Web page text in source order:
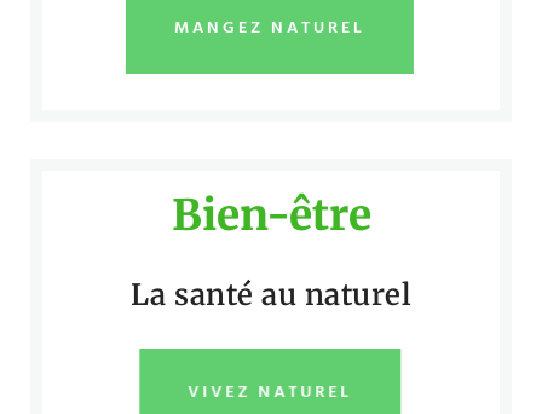
MANGEZ NATUREL
Bien-être
La santé au naturel
VIVEZ NATUREL